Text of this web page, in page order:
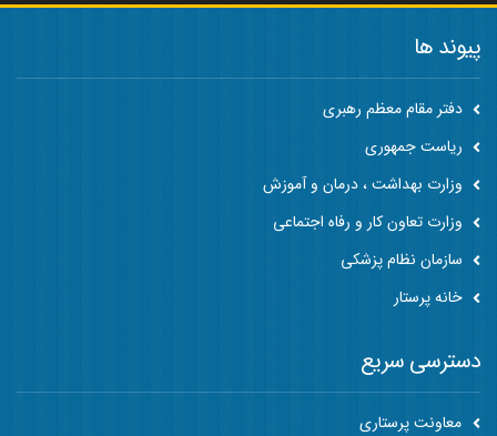
پیوند ها
دفتر مقام معظم رهبری
ریاست جمهوری
وزارت بهداشت ، درمان و آموزش
وزارت تعاون کار و رفاه اجتماعی
سازمان نظام پزشکی
خانه پرستار
دسترسی سریع
معاونت پرستاری